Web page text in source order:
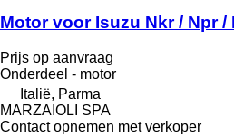
Motor voor Isuzu Nkr / Npr
Prijs op aanvraag
Onderdeel - motor
Italië, Parma
MARZAIOLI SPA
Contact opnemen met verkoper